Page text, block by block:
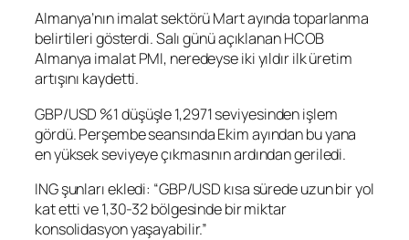
Almanya’nın imalat sektörü Mart ayında toparlanma
belirtileri gösterdi. Salı günü açıklanan HCOB
Almanya imalat PMI, neredeyse iki yıldır ilk üretim
artışını kaydetti.
GBP/USD %1 düşüşle 1,2971 seviyesinden işlem
gördü. Perşembe seansında Ekim ayından bu yana
en yüksek seviyeye çıkmasının ardından geriledi.
ING şunları ekledi: “GBP/USD kısa sürede uzun bir yol
kat etti ve 1,30-32 bölgesinde bir miktar
konsolidasyon yaşayabilir.”